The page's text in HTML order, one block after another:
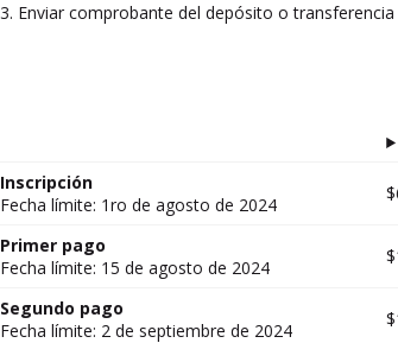
Enviar comprobante del depósito o
Inscripción
Fecha límite: 1ro de agosto de 2024
Primer pago
Fecha límite: 15 de agosto de 2024
Segundo pago
Fecha límite: 2 de septiembre de 2024